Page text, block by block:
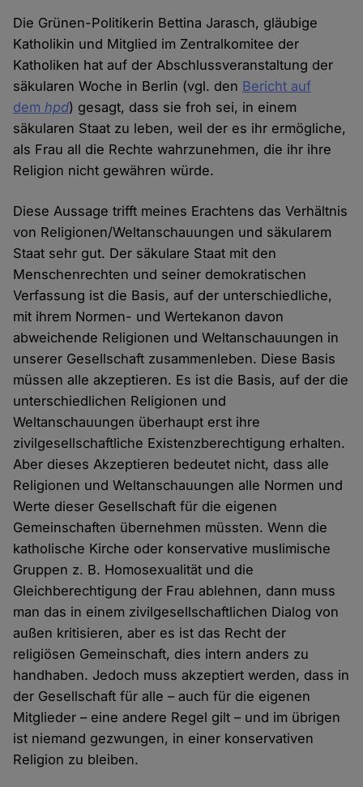
Die Grünen-Politikerin Bettina Jarasch, gläubige
Katholikin und Mitglied im Zentralkomitee der
Katholiken hat auf der Abschlussveranstaltung der
säkularen Woche in Berlin (vgl. den Bericht auf
demhpd) gesagt, dass sie froh sei, in einem
säkularen Staat zu leben, weil der es ihr ermögliche,
als Frau all die Rechte wahrzunehmen, die ihr ihre
Religion nicht gewähren würde.
Diese Aussage trifft meines Erachtens das Verhältnis
von Religionen/Weltanschauungen und säkularem
Staat sehr gut. Der säkulare Staat mit den
Menschenrechten und seiner demokratischen
Verfassung ist die Basis, auf der unterschiedliche,
mit ihrem Normen- und Wertekanon davon
abweichende Religionen und Weltanschauungen in
unserer Gesellschaft zusammenleben. Diese Basis
müssen alle akzeptieren. Es ist die Basis, auf der die
unterschiedlichen Religionen und
Weltanschauungen überhaupt erst ihre
zivilgesellschaftliche Existenzberechtigung erhalten.
Aber dieses Akzeptieren bedeutet nicht, dass alle
Religionen und Weltanschauungen alle Normen und
Werte dieser Gesellschaft für die eigenen
Gemeinschaften übernehmen müssten. Wenn die
katholische Kirche oder konservative muslimische
Gruppen z. B. Homosexualität und die
Gleichberechtigung der Frau ablehnen, dann muss
man das in einem zivilgesellschaftlichen Dialog von
außen kritisieren, aber es ist das Recht der
religiösen Gemeinschaft, dies intern anders zu
handhaben. Jedoch muss akzeptiert werden, dass in
der Gesellschaft für alle – auch für die eigenen
Mitglieder – eine andere Regel gilt – und im übrigen
ist niemand gezwungen, in einer konservativen
Religion zu bleiben.